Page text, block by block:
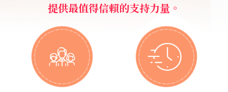
提供最值得信賴的支持力量。